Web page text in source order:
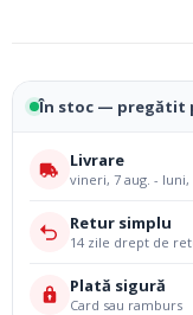
În stoc — pregătit
Livrare
vineri, 7 aug. - luni,
Retur simplu
14 zile drept de
Plată sigură
Card sau ramburs